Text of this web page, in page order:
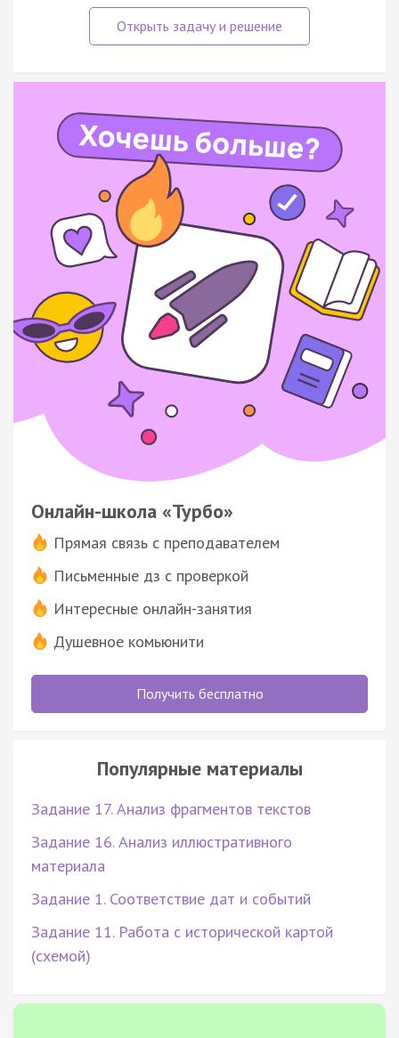
Онлайн-школа «Турбо»
Прямая связь с преподавателем
Письменные дз с проверкой
Интересные онлайн-занятия
Душевное комьюнити
Получить бесплатно
Популярные материалы
Задание 17. Анализ фрагментов текстов
Задание 16. Анализ иллюстративного
материала
Задание 1. Соответствие дат и событий
Задание 11. Работа с исторической картой
(схемой)